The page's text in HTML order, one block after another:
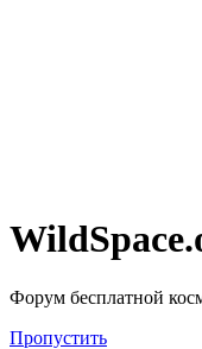
Форум бесплатной
Пропустить